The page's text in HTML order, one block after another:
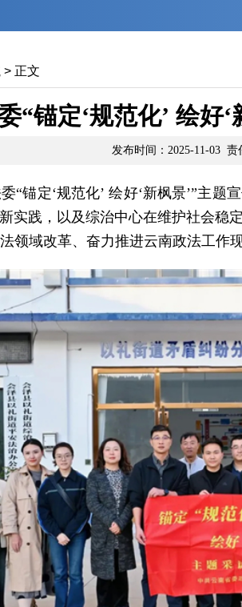
> 正文
“锚定‘规范化’ 绘好
发布时间：2025-11-03 责
“锚定‘规范化’ 绘好‘新枫景’”主
实践，以及综治中心在维护社会
领域改革、奋力推进云南政法工作